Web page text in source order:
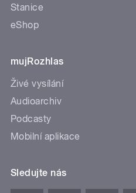
Stanice
eShop
mujRozhlas
Živé vysílání
Audioarchiv
Podcasty
Mobilní aplikace
Sledujte nás